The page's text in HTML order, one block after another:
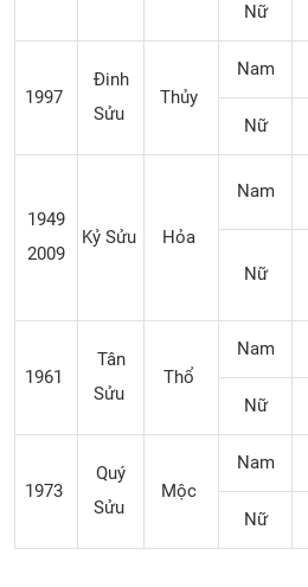
Nữ
1997
Đinh
Sửu
Thủy
Nam
Nữ
1949
2009
Kỷ Sửu Hỏa
Nam
Nữ
1961
Tân
Sửu
Thổ
Nam
Nữ
1973
Quý
Sửu
Mộc
Nam
Nữ